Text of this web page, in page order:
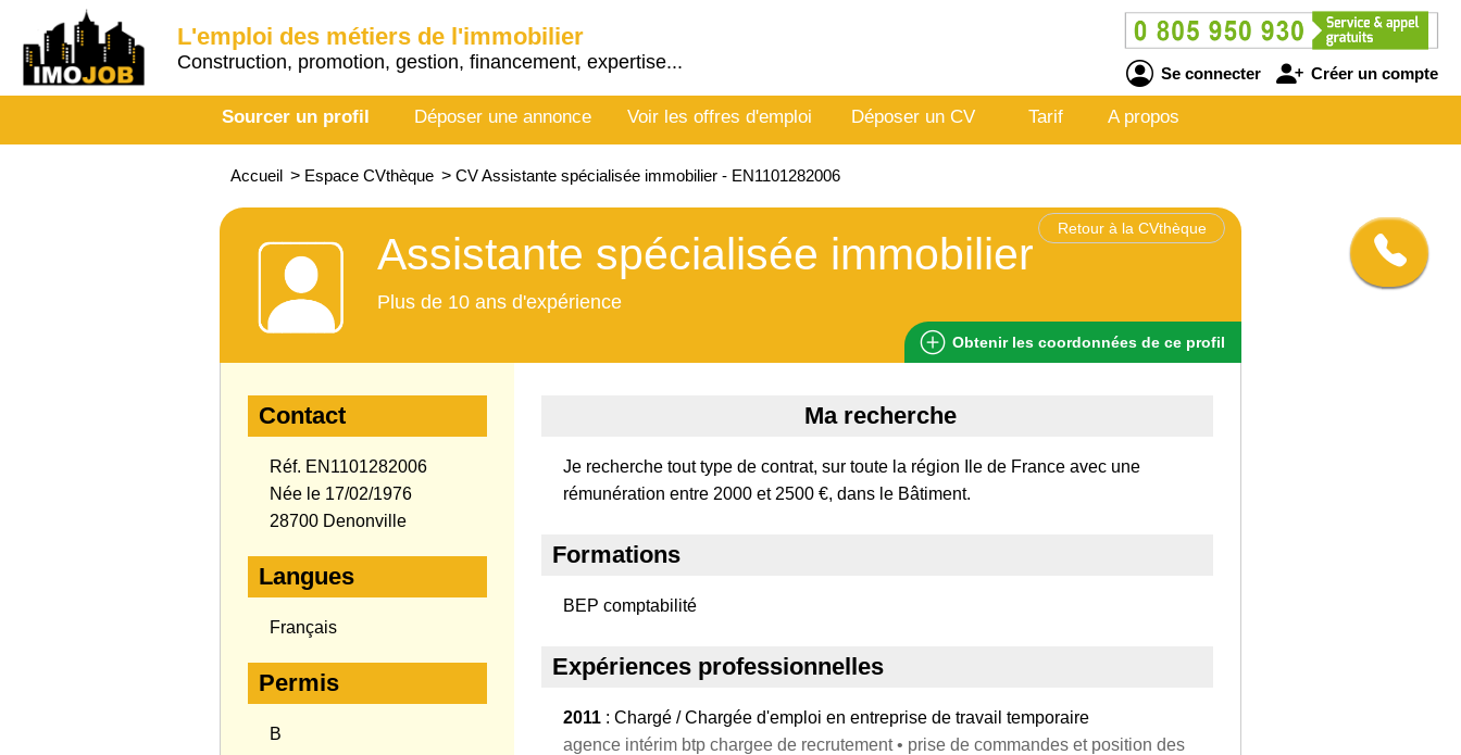
L'emploi des métiers de l'immobilier
Construction, promotion, gestion, financement, expertise...
Se connecter Créer un compte
Sourcer un profil Déposer une annonce Voir les offres d'emploi Déposer un CV Tarif A propos
Accueil > Espace CVthèque > CV Assistante spécialisée immobilier - EN1101282006
Retour à la CVthèque
Assistante spécialisée immobilier
Plus de 10 ans d'expérience
Obtenir les coordonnées de ce profil
Contact
Réf. EN1101282006
Née le 17/02/1976
28700 Denonville
Langues
Français
Permis
B
Ma recherche
Je recherche tout type de contrat, sur toute la région Ile de France avec une
rémunération entre 2000 et 2500 €, dans le Bâtiment.
Formations
BEP comptabilité
Expériences professionnelles
2011 : Chargé / Chargée d'emploi en entreprise de travail temporaire
agence intérim btp chargee de recrutement • prise de commandes et position des